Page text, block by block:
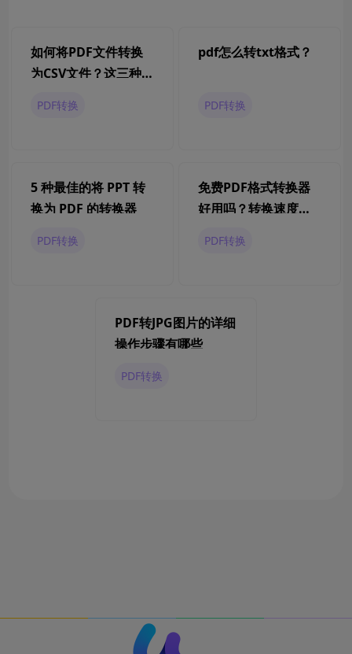
如何将PDF文件转换
为CSV文件？这三种
PDF转换
pdf怎么转txt格式？
PDF转换
5 种最佳的将 PPT 转
换为 PDF 的转换器
PDF转换
免费PDF格式转换器
好用吗？转换速度快
PDF转换
PDF转JPG图片的详细
操作步骤有哪些
PDF转换